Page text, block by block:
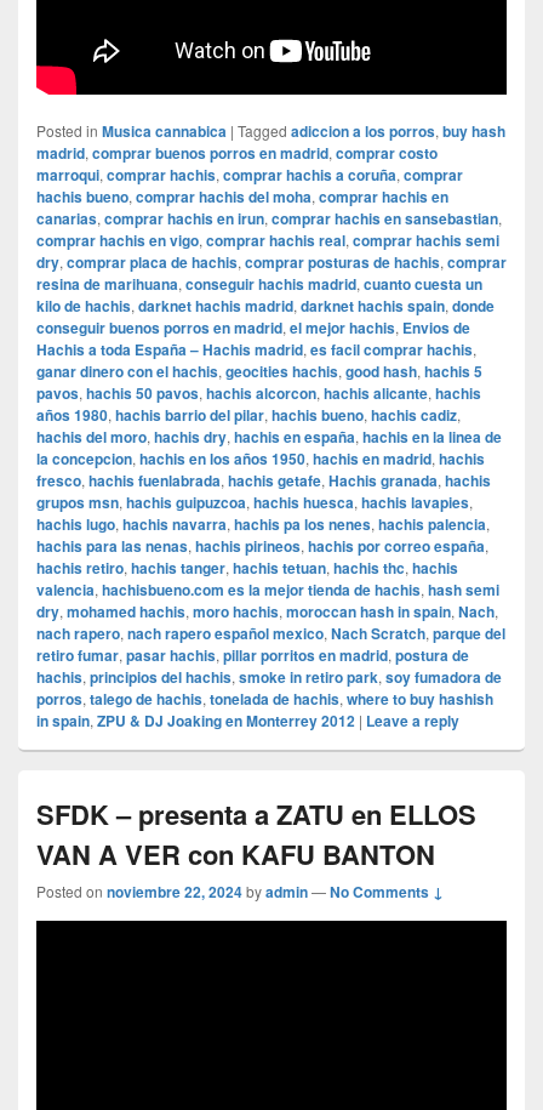
Posted in Musica cannabica | Tagged adiccion a los porros, buy hash
madrid, comprar buenos porros en madrid, comprar costo
marroqui, comprar hachis, comprar hachis a coruña, comprar
hachis bueno, comprar hachis del moha, comprar hachis en
canarias, comprar hachis en irun, comprar hachis en sansebastian,
comprar hachis en vigo, comprar hachis real, comprar hachis semi
dry, comprar placa de hachis, comprar posturas de hachis, comprar
resina de marihuana, conseguir hachis madrid, cuanto cuesta un
kilo de hachis, darknet hachis madrid, darknet hachis spain, donde
conseguir buenos porros en madrid, el mejor hachis, Envios de
Hachis a toda España – Hachis madrid, es facil comprar hachis,
ganar dinero con el hachis, geocities hachis, good hash, hachis 5
pavos, hachis 50 pavos, hachis alcorcon, hachis alicante, hachis
años 1980, hachis barrio del pilar, hachis bueno, hachis cadiz,
hachis del moro, hachis dry, hachis en españa, hachis en la linea de
la concepcion, hachis en los años 1950, hachis en madrid, hachis
fresco, hachis fuenlabrada, hachis getafe, Hachis granada, hachis
grupos msn, hachis guipuzcoa, hachis huesca, hachis lavapies,
hachis lugo, hachis navarra, hachis pa los nenes, hachis palencia,
hachis para las nenas, hachis pirineos, hachis por correo españa,
hachis retiro, hachis tanger, hachis tetuan, hachis thc, hachis
valencia, hachisbueno.com es la mejor tienda de hachis, hash semi
dry, mohamed hachis, moro hachis, moroccan hash in spain, Nach,
nach rapero, nach rapero español mexico, Nach Scratch, parque del
retiro fumar, pasar hachis, pillar porritos en madrid, postura de
hachis, principios del hachis, smoke in retiro park, soy fumadora de
porros, talego de hachis, tonelada de hachis, where to buy hashish
in spain, ZPU & DJ Joaking en Monterrey 2012 | Leave a reply
SFDK – presenta a ZATU en ELLOS
VAN A VER con KAFU BANTON
Posted on noviembre 22, 2024byadmin—No Comments ↓